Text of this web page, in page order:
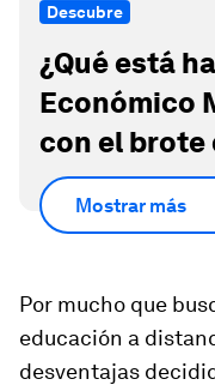
Descubre
¿Qué está
Económico
con el brote
Mostrar más
Por mucho que
educación a
desventajas